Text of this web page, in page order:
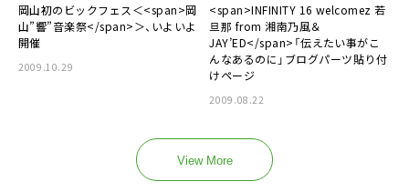
岡山初のビックフェス＜<span>岡
山”響”音楽祭</span>＞、いよいよ
開催
2009.10.29
<span>INFINITY 16 welcomez 若
旦那 from 湘南乃風＆
JAY’ED</span>「伝えたい事がこ
んなあるのに」ブログパーツ貼り付
けページ
2009.08.22
View More